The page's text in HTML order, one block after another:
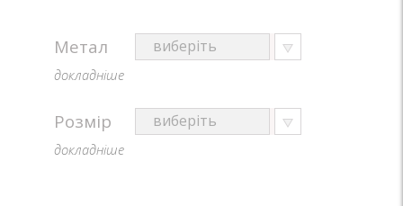
Метал
докладніше
Розмір
докладніше